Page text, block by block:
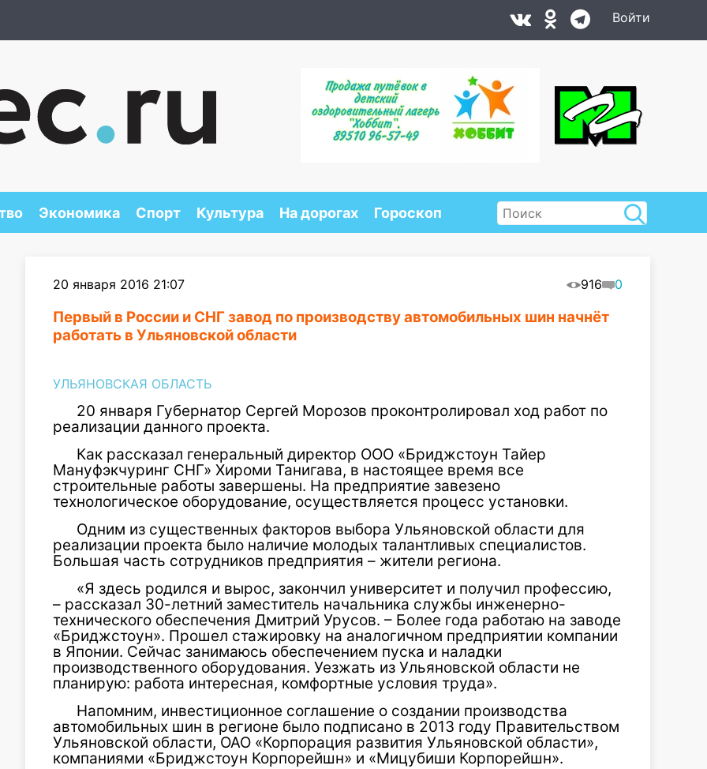
Войти
Экономика Спорт Культура На дорогах Гороскоп
20 января 2016 21:07 916 0
Первый в России и СНГ завод по производству автомобильных шин начнёт
работать в Ульяновской области
УЛЬЯНОВСКАЯ ОБЛАСТЬ
20 января Губернатор Сергей Морозов проконтролировал ход работ по
реализации данного проекта.
Как рассказал генеральный директор ООО «Бриджстоун Тайер
Мануфэкчуринг СНГ» Хироми Танигава, в настоящее время все
строительные работы завершены. На предприятие завезено
технологическое оборудование, осуществляется процесс установки.
Одним из существенных факторов выбора Ульяновской области для
реализации проекта было наличие молодых талантливых специалистов.
Большая часть сотрудников предприятия – жители региона.
«Я здесь родился и вырос, закончил университет и получил профессию,
– рассказал 30-летний заместитель начальника службы инженерно-
технического обеспечения Дмитрий Урусов. – Более года работаю на заводе
«Бриджстоун». Прошел стажировку на аналогичном предприятии компании
в Японии. Сейчас занимаюсь обеспечением пуска и наладки
производственного оборудования. Уезжать из Ульяновской области не
планирую: работа интересная, комфортные условия труда».
Напомним, инвестиционное соглашение о создании производства
автомобильных шин в регионе было подписано в 2013 году Правительством
Ульяновской области, ОАО «Корпорация развития Ульяновской области»,
компаниями «Бриджстоун Корпорейшн» и «Мицубиши Корпорейшн».